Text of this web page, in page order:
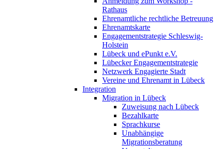
Rathaus
Ehrenamtliche rechtliche Betreuung
Ehrenamtskarte
Engagementstrategie Schleswig-
Holstein
Lübeck und ePunkt e.V.
Lübecker Engagementstrategie
Netzwerk Engagierte Stadt
Vereine und Ehrenamt in Lübeck
Integration
Migration in Lübeck
Zuweisung nach Lübeck
Bezahlkarte
Sprachkurse
Unabhängige
Migrationsberatung